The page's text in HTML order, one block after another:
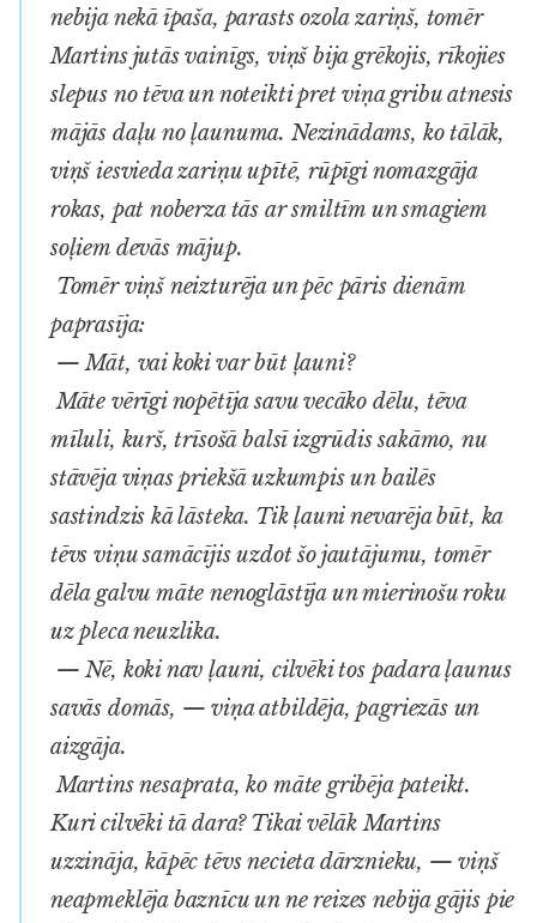
nebija nekā īpaša, parasts ozola zariņš, tomēr
Martins jutās vainīgs, viņš bija grēkojis, rīkojies
slepus no tēva un noteikti pret viņa gribu atnesis
mājās daļu no ļaunuma. Nezinādams, ko tālāk,
viņš iesvieda zariņu upītē, rūpīgi nomazgāja
rokas, pat noberza tās ar smiltīm un smagiem
soļiem devās mājup.
Tomēr viņš neizturēja un pēc pāris dienām
paprasīja:
— Māt, vai koki var būt ļauni?
Māte vērīgi nopētīja savu vecāko dēlu, tēva
mīluli, kurš, trīsošā balsī izgrūdis sakāmo, nu
stāvēja viņas priekšā uzkumpis un bailēs
sastindzis kā lāsteka. Tik ļauni nevarēja būt, ka
tēvs viņu samācījis uzdot šo jautājumu, tomēr
dēla galvu māte nenoglāstīja un mierinošu roku
uz pleca neuzlika.
— Nē, koki nav ļauni, cilvēki tos padara ļaunus
savās domās, — viņa atbildēja, pagriezās un
aizgāja.
Martins nesaprata, ko māte gribēja pateikt.
Kuri cilvēki tā dara? Tikai vēlāk Martins
uzzināja, kāpēc tēvs necieta dārznieku, — viņš
neapmeklēja baznīcu un ne reizes nebija gājis pie